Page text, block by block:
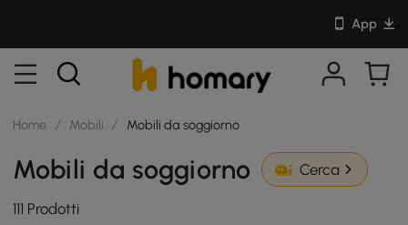
App
Home / Mobili / Mobili da soggiorno
Mobili da soggiorno Cerca
111 Prodotti